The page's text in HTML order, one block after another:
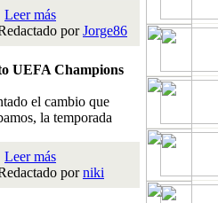
Leer más
porJorge86
UEFA Champions
el cambio que
la temporada
Leer más
porniki